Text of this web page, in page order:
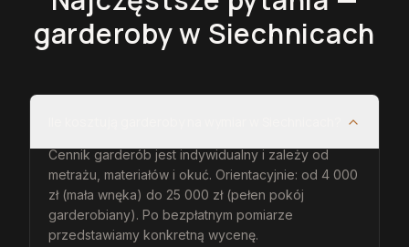
garderobyw Siechnicach
Cennik garderób jest indywidualny i zależy od
metrażu, materiałów i okuć. Orientacyjnie: od 4 000
zł (mała wnęka) do 25 000 zł (pełen pokój
garderobiany). Po bezpłatnym pomiarze
przedstawiamy konkretną wycenę.